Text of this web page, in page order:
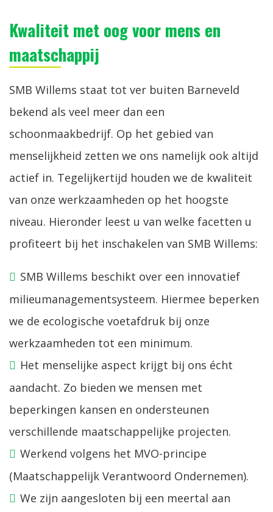
Kwaliteit met oog voor mens en
maatschappij
SMB Willems staat tot ver buiten Barneveld
bekend als veel meer dan een
schoonmaakbedrijf. Op het gebied van
menselijkheid zetten we ons namelijk ook altijd
actief in. Tegelijkertijd houden we de kwaliteit
van onze werkzaamheden op het hoogste
niveau. Hieronder leest u van welke facetten u
profiteert bij het inschakelen van SMB Willems:
SMB Willems beschikt over een innovatief
milieumanagementsysteem. Hiermee beperken
we de ecologische voetafdruk bij onze
werkzaamheden tot een minimum.
Het menselijke aspect krijgt bij ons écht
aandacht. Zo bieden we mensen met
beperkingen kansen en ondersteunen
verschillende maatschappelijke projecten.
Werkend volgens het MVO-principe
(Maatschappelijk Verantwoord Ondernemen).
We zijn aangesloten bij een meertal aan